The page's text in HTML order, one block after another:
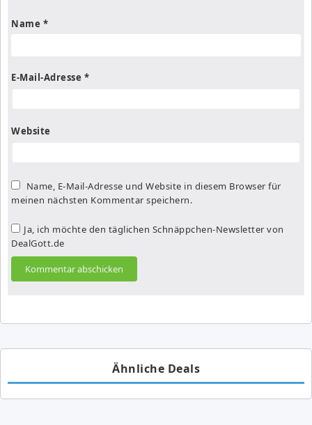
Name *
E-Mail-Adresse *
Website
Name, E-Mail-Adresse und Website in diesem Browser für
meinen nächsten Kommentar speichern.
Ja, ich möchte den täglichen Schnäppchen-Newsletter von
DealGott.de
Ähnliche Deals